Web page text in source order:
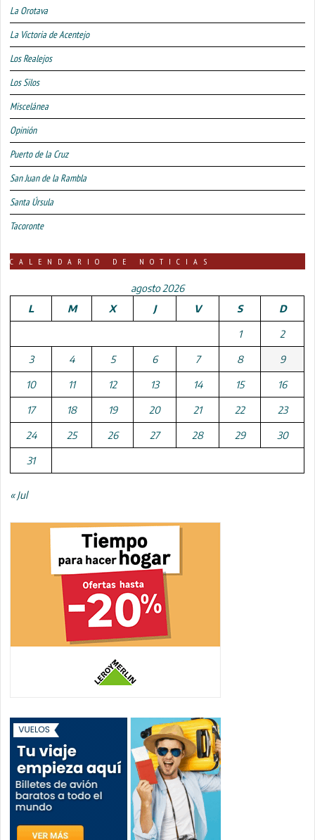
La Orotava
La Victoria de Acentejo
Los Realejos
Los Silos
Miscelánea
Opinión
Puerto de la Cruz
San Juan de la Rambla
Santa Úrsula
Tacoronte
CALENDARIO DE NOTICIAS
agosto 2026
L
M X J V S D
1 2
3 4 5 6 7 8 9
10 11 12 13 14 15 16
17 18 19 20 21 22 23
24 25 26 27 28 29 30
31
« Jul